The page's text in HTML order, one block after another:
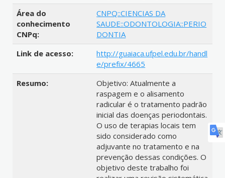
Área do
conhecimento
CNPq:
CNPQ::CIENCIAS DA
SAUDE::ODONTOLOGIA::PERIO
DONTIA
Link de acesso:
http://guaiaca.ufpel.edu.br/handl
e/prefix/4665
Resumo:
Objetivo: Atualmente a
raspagem e o alisamento
radicular é o tratamento padrão
inicial das doenças periodontais.
O uso de terapias locais tem
sido considerado como
adjuvante no tratamento e na
prevenção dessas condições. O
objetivo deste trabalho foi